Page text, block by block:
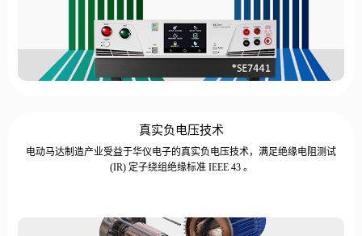
真实负电压技术
电动马达制造产业受益于华仪电子的真实负电压技术，满足绝缘电阻测试
(IR) 定子绕组绝缘标准 IEEE 43 。